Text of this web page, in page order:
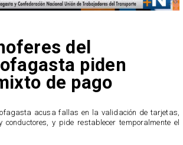
del
piden
de pago
acusa fallas en la validación de tarjetas,
y pide restablecer temporalmente el